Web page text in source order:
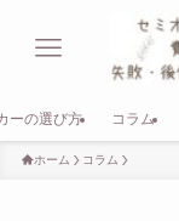
ーの選び方 コラム
ホーム コラム